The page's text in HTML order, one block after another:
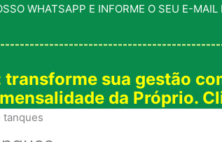
WHATSAPP E INFORME O SEU E-MAIL
sua gestão
mensalidade da Próprio.
tanques